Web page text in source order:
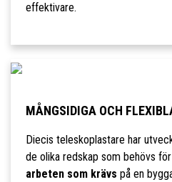
effektivare.
MÅNGSIDIGA OCH
Diecis teleskoplastare har
de olika redskap som behövs
arbeten som krävs på en